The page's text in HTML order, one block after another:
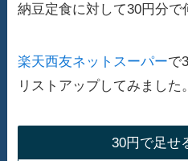
納豆定食に対して30円分で
楽天西友ネットスーパーで
リストアップしてみました。
30円で足せ